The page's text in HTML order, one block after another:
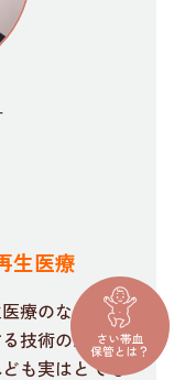
生医療
療のなかで、
技術の最大の
も実はとても